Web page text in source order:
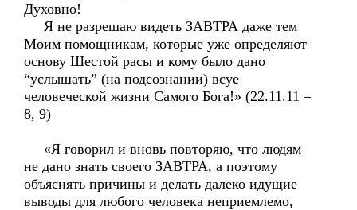
Духовно!
Я не разрешаю видеть ЗАВТРА даже тем
Моим помощникам, которые уже определяют
основу Шестой расы и кому было дано
“услышать” (на подсознании) всуе
человеческой жизни Самого Бога!» (22.11.11 –
8, 9)
«Я говорил и вновь повторяю, что людям
не дано знать своего ЗАВТРА, а поэтому
объяснять причины и делать далеко идущие
выводы для любого человека неприемлемо,